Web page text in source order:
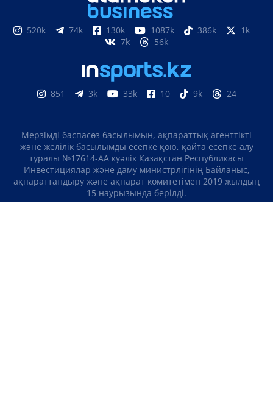
520k 74k 130k 1087k 386k
1k
7k
56k
851 3k 33k 10 9k 24
Мерзімді баспасөз басылымын, ақпараттық агенттікті
және желілік басылымды есепке қою, қайта есепке алу
туралы №17614-АА куәлік Қазақстан Республикасы
Инвестициялар және даму министрлігінің Байланыс,
ақпараттандыру және ақпарат комитетімен 2019 жылдың
15 наурызында берілді.